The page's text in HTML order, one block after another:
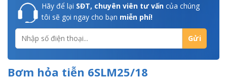
Hãy để lại SĐT, chuyên viên tư vấn của chúng
tôi sẽ gọi ngay cho bạn miễn phí!
Bơm hỏa tiễn 6SLM25/18